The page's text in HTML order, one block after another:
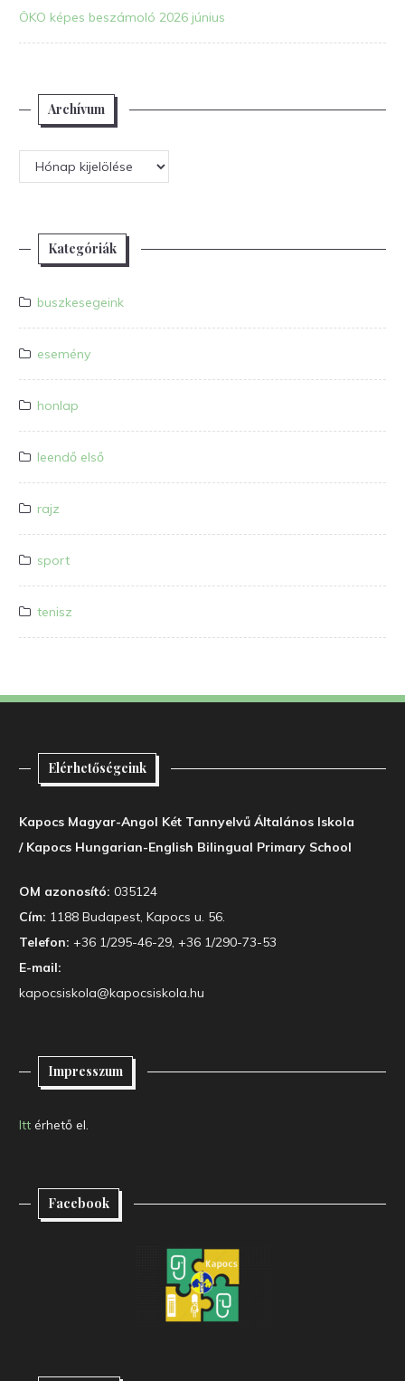
ÖKO képes beszámoló 2026 június
Archívum
Archívum
Kategóriák
buszkesegeink
esemény
honlap
leendő első
rajz
sport
tenisz
Elérhetőségeink
Kapocs Magyar-Angol Két Tannyelvű Általános Iskola
/ Kapocs Hungarian-English Bilingual Primary School
OM azonosító: 035124
Cím: 1188 Budapest, Kapocs u. 56.
Telefon: +36 1/295-46-29, +36 1/290-73-53
E-mail:
kapocsiskola@kapocsiskola.hu
Impresszum
Itt érhető el.
Facebook